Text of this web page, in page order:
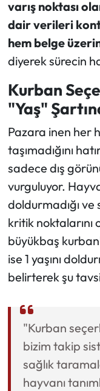
varış noktası
dair verileri
hem belge
diyerek sürecin
Kurban
"Yaş"
Pazara inen her
taşımadığını
sadece dış
vurguluyor.
doldurmadığı
kritik noktalarını
büyükbaş
ise 1 yaşını
belirterek şu
"Kurban
bizim takip
sağlık
hayvanı